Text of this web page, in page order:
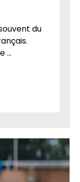
du
...